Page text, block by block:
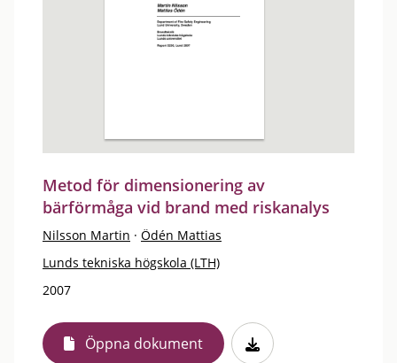
Metod för dimensionering av
bärförmåga vid brand med riskanalys
Nilsson Martin · Ödén Mattias
Lunds tekniska högskola (LTH)
2007
Öppna dokument